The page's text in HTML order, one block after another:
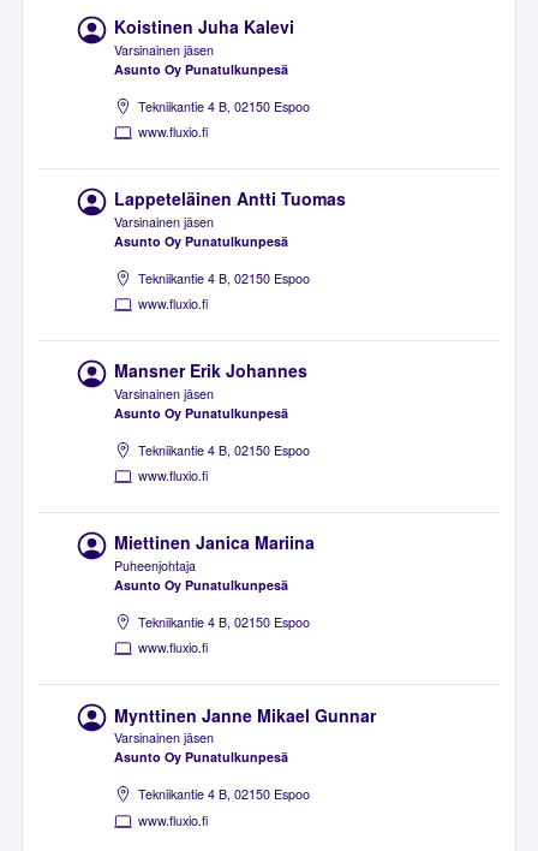
Koistinen Juha Kalevi
Varsinainen jäsen
Asunto Oy Punatulkunpesä
Tekniikantie 4 B, 02150 Espoo
www.fluxio.fi
Lappeteläinen Antti Tuomas
Varsinainen jäsen
Asunto Oy Punatulkunpesä
Tekniikantie 4 B, 02150 Espoo
www.fluxio.fi
Mansner Erik Johannes
Varsinainen jäsen
Asunto Oy Punatulkunpesä
Tekniikantie 4 B, 02150 Espoo
www.fluxio.fi
Miettinen Janica Mariina
Puheenjohtaja
Asunto Oy Punatulkunpesä
Tekniikantie 4 B, 02150 Espoo
www.fluxio.fi
Mynttinen Janne Mikael Gunnar
Varsinainen jäsen
Asunto Oy Punatulkunpesä
Tekniikantie 4 B, 02150 Espoo
www.fluxio.fi